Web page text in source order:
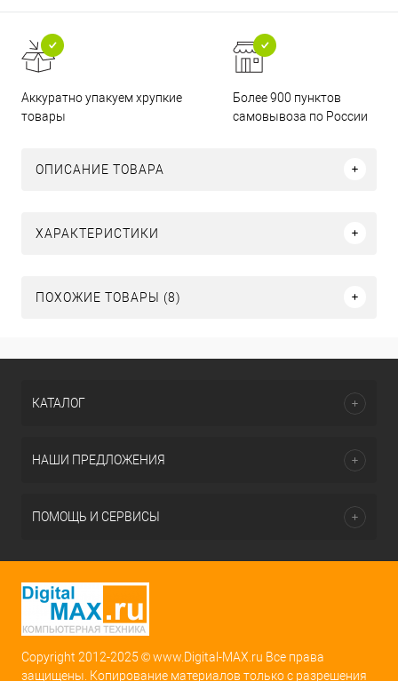
Аккуратно упакуем хрупкие
товары
Более 900 пунктов
самовывоза по России
ОПИСАНИЕ ТОВАРА
ХАРАКТЕРИСТИКИ
ПОХОЖИЕ ТОВАРЫ (8)
КАТАЛОГ
НАШИ ПРЕДЛОЖЕНИЯ
ПОМОЩЬ И СЕРВИСЫ
Copyright 2012-2025 © www.Digital-MAX.ru Все права
защищены. Копирование материалов только с разрешения